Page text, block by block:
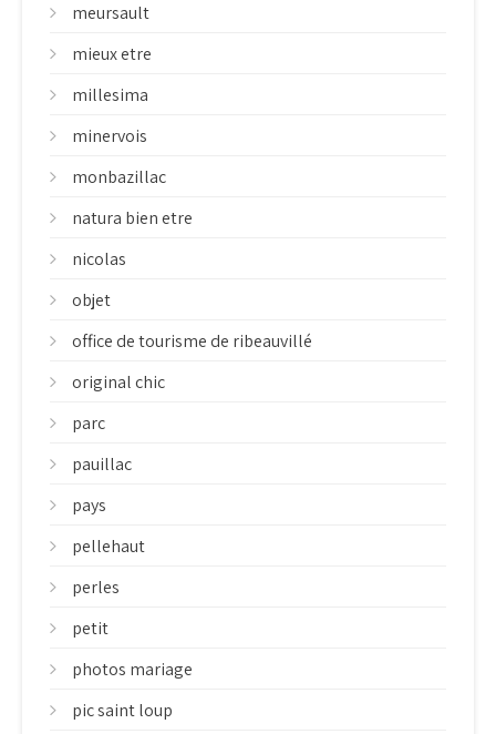
meursault
mieux etre
millesima
minervois
monbazillac
natura bien etre
nicolas
objet
office de tourisme de ribeauvillé
original chic
parc
pauillac
pays
pellehaut
perles
petit
photos mariage
pic saint loup